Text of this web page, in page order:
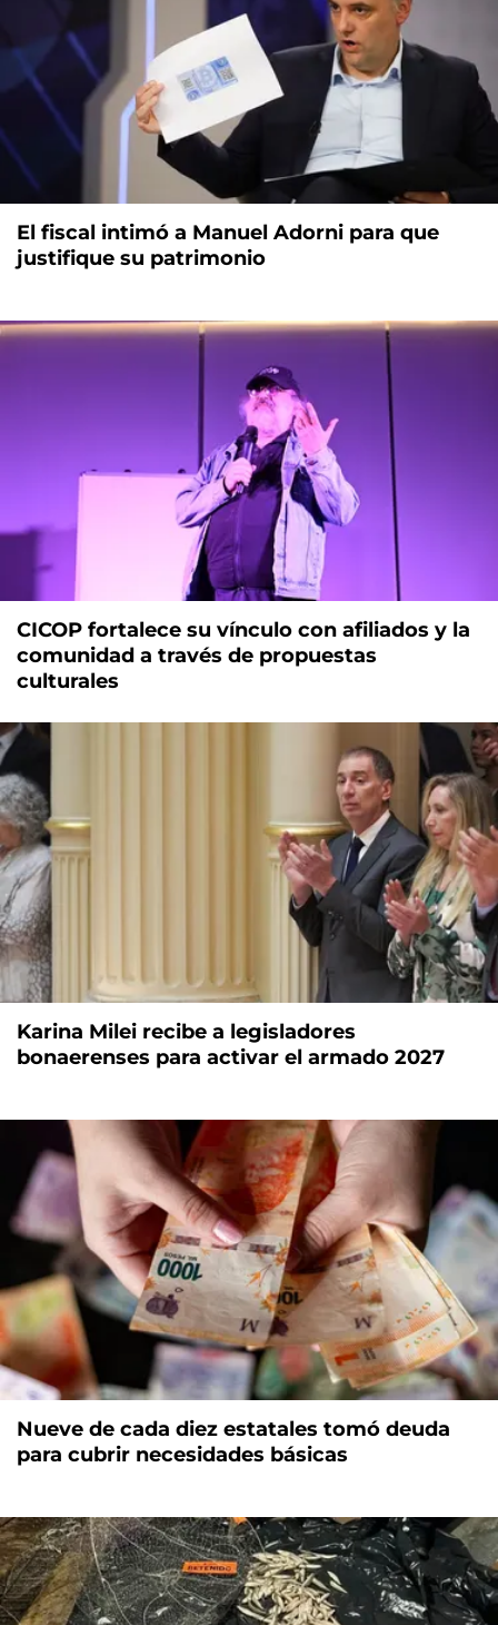
El fiscal intimó a Manuel Adorni para que
justifique su patrimonio
CICOP fortalece su vínculo con afiliados y la
comunidad a través de propuestas
culturales
Karina Milei recibe a legisladores
bonaerenses para activar el armado 2027
Nueve de cada diez estatales tomó deuda
para cubrir necesidades básicas